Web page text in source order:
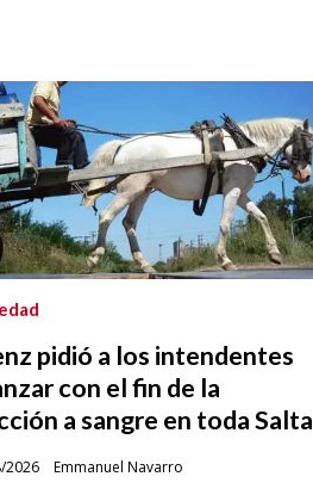
pidió a los intendentes
con el fin de la
a sangre en toda Salta
Emmanuel Navarro
2026